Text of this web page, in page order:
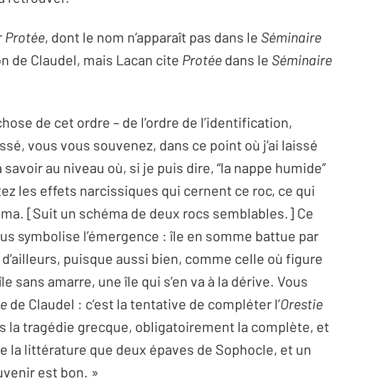
Protée, dont le nom n’apparaît pas dans le Séminaire
de Claudel, mais Lacan cite Protéedans le Séminaire
de cet ordre – de l’ordre de l’identification,
vous vous souvenez, dans ce point où j’ai laissé
au niveau où, si je puis dire, “la nappe humide”
les effets narcissiques qui cernent ce roc, ce qui
[Suit un schéma de deux rocs semblables.] Ce
symbolise l’émergence : île en somme battue par
d’ailleurs, puisque aussi bien, comme celle où figure
sans amarre, une île qui s’en va à la dérive. Vous
de Claudel : c’est la tentative de compléter l’Orestie
la tragédie grecque, obligatoirement la complète, et
la littérature que deux épaves de Sophocle, et un
est bon. »